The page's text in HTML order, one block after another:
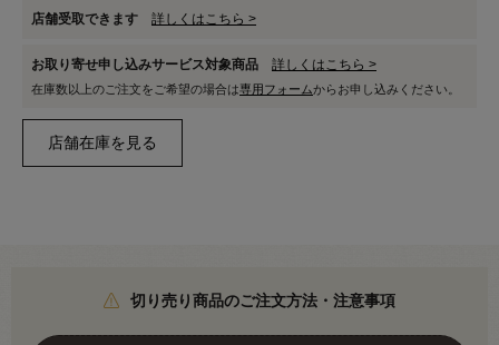
店舗受取できます 詳しくはこちら >
お取り寄せ申し込みサービス対象商品 詳しくはこちら >
在庫数以上のご注文をご希望の場合は専用フォームからお申し込みください。
切り売り商品のご注文方法・注意事項